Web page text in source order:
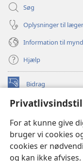
For at kunne give
bruger vi cookies
cookies er
og kan ikke
Søg
Oplysninger til
Information til
Hjælp
Bidrag
(åbner
vindue)Watchtower
nyt
vindue)JW Hub
(åbner
nyt
vindue)JW Library